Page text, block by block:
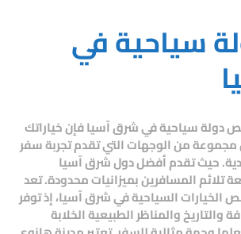
سياحية في
دولة سياحية في شرق آسيافإن خياراتك
من الوجهات التي تقدم تجربة سفر
حيث تقدمأفضل دول شرق آسيا
تلائم المسافرين بميزانيات محدودة. تعد
الخيارات السياحية في شرق آسيا، إذ توفر
والتاريخ والمناظر الطبيعية الخلابة